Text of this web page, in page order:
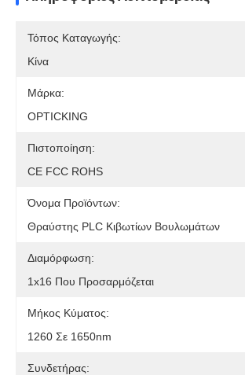
Τόπος Καταγωγής:
Κίνα
Μάρκα:
OPTICKING
Πιστοποίηση:
CE FCC ROHS
Όνομα Προϊόντων:
Θραύστης PLC Κιβωτίων Βουλωμάτων
Διαμόρφωση:
1x16 Που Προσαρμόζεται
Μήκος Κύματος:
1260 Σε 1650nm
Συνδετήρας: